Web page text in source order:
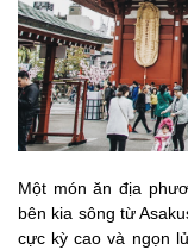
Một món ăn địa
bên kia sông từ
cực kỳ cao và ngọn